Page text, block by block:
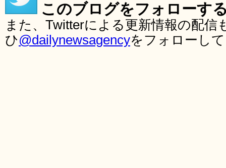
このブログをフォローす
また、Twitterによる更新情報の配
ひ@dailynewsagencyをフォローし